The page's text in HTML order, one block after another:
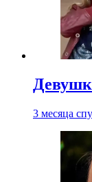
3 месяца